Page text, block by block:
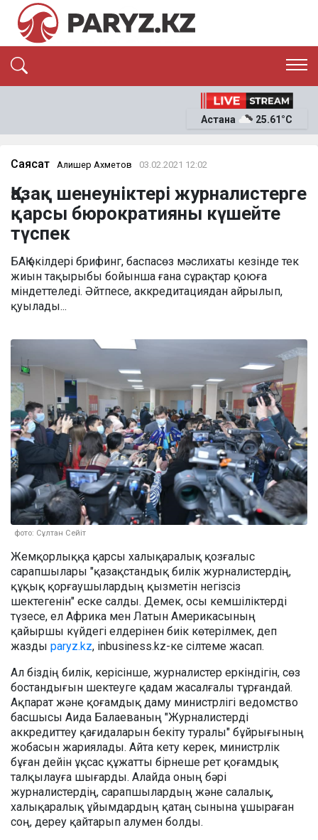
ЭКОНОМИКА
ОҚИҒА
News
Астана 25.61°C
Саясат Алишер Ахметов 03.02.2021 12:02
Қазақ шенеуніктері журналистерге
қарсы бюрократияны күшейте
түспек
БАҚ өкілдері брифинг, баспасөз мәслихаты кезінде тек
жиын тақырыбы бойынша ғана сұрақтар қоюға
міндеттеледі. Әйтпесе, аккредитациядан айрылып,
қуылады...
фото: Сұлтан Сейіт
Жемқорлыққа қарсы халықаралық қозғалыс
сарапшылары "қазақстандық билік журналистердің,
құқық қорғаушылардың қызметін негізсіз
шектегенін" еске салды. Демек, осы кемшіліктерді
түзесе, ел Африка мен Латын Америкасының
қайыршы күйдегі елдерінен биік көтерілмек, деп
жазды paryz.kz, inbusiness.kz-ке сілтеме жасап.
Ал біздің билік, керісінше, журналистер еркіндігін, сөз
бостандығын шектеуге қадам жасалғалы тұрғандай.
Ақпарат және қоғамдық даму министрлігі ведомство
басшысы Аида Балаеваның "Журналистерді
аккредиттеу қағидаларын бекіту туралы" бұйрығының
жобасын жариялады. Айта кету керек, министрлік
бұған дейін ұқсас құжатты бірнеше рет қоғамдық
талқылауға шығарды. Алайда оның бәрі
журналистердің, сарапшылардың және салалық,
халықаралық ұйымдардың қатаң сынына ұшыраған
соң, дереу қайтарып алумен болды.